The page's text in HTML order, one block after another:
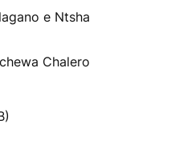
e Ntsha
Chalero